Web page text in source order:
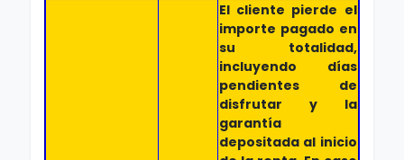
El cliente pierde el
importe pagado en
su totalidad,
incluyendo días
pendientes de
disfrutar y la
garantía
depositada al inicio